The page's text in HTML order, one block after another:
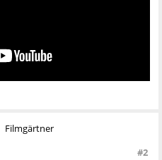
Filmgärtner
#2